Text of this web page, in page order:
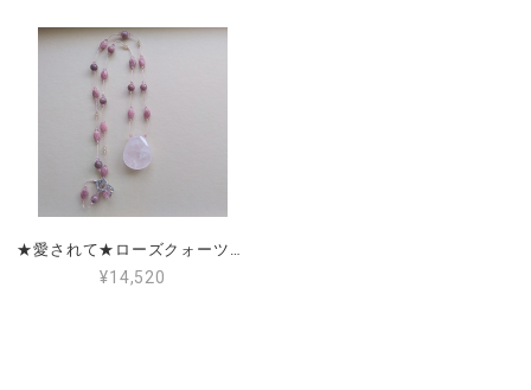
★愛されて★ローズクォーツ＆ロードナイト
¥14,520